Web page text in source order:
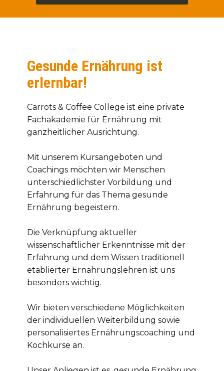
Gesunde Ernährung ist
erlernbar!
Carrots & Coffee College ist eine private
Fachakademie für Ernährung mit
ganzheitlicher Ausrichtung.
Mit unserem Kursangeboten und
Coachings möchten wir Menschen
unterschiedlichster Vorbildung und
Erfahrung für das Thema gesunde
Ernährung begeistern.
Die Verknüpfung aktueller
wissenschaftlicher Erkenntnisse mit der
Erfahrung und dem Wissen traditionell
etablierter Ernährungslehren ist uns
besonders wichtig.
Wir bieten verschiedene Möglichkeiten
der individuellen Weiterbildung sowie
personalisiertes Ernährungscoaching und
Kochkurse an.